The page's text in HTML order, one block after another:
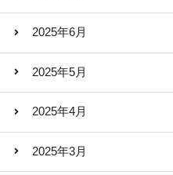
2025年6月
2025年5月
2025年4月
2025年3月